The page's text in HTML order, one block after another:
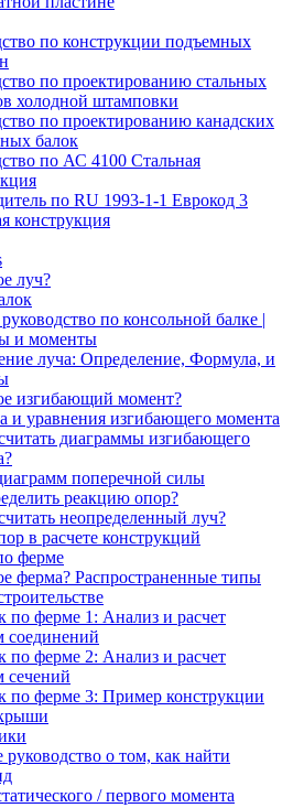
по конструкции подъемных
по проектированию стальных
холодной штамповки
по проектированию канадских
балок
по АС 4100 Стальная
по RU 1993-1-1 Еврокод 3
конструкция
луч?
по консольной балке |
и моменты
луча: Определение, Формула, и
изгибающий момент?
и уравнения изгибающего момента
диаграммы изгибающего
поперечной силы
реакцию опор?
неопределенный луч?
в расчете конструкций
ферме
ферма? Распространенные типы
по ферме 1: Анализ и расчет
соединений
по ферме 2: Анализ и расчет
сечений
по ферме 3: Пример конструкции
руководство о том, как найти
/ первого момента